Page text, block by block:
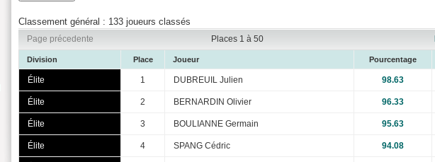
Classement général : 133 joueurs classés
Page précedente Places 1 à 50
Division Place Joueur Pourcentage
Élite 1 DUBREUIL Julien 98.63
Élite 2 BERNARDIN Olivier 96.33
Élite 3 BOULIANNE Germain 95.63
Élite 4 SPANG Cédric 94.08